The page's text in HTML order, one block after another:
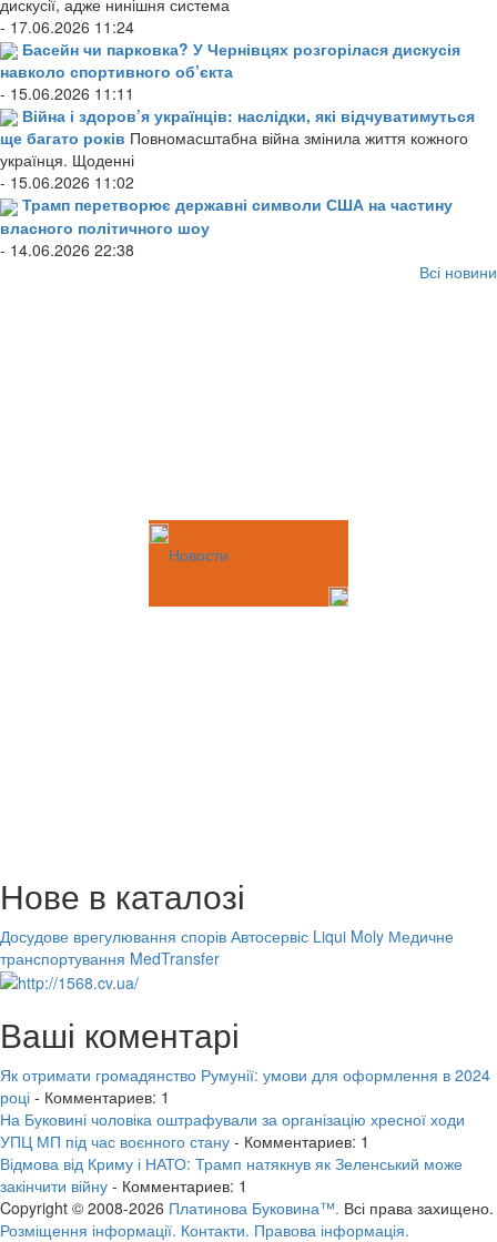
- 17.06.2026 11:24
Басейн чи парковка? У Чернівцях розгорілася дискусія
навколо спортивного об’єкта
- 15.06.2026 11:11
Війна і здоров’я українців: наслідки, які відчуватимуться
ще багато років Повномасштабна війна змінила життя кожного
українця. Щоденні
- 15.06.2026 11:02
Трамп перетворює державні символи США на частину
власного політичного шоу
- 14.06.2026 22:38
Всі новини
Новости
Нове в каталозі
Досудове врегулювання спорів Автосервіс Liqui Moly Медичне
транспортування MedTransfer
Ваші коментарі
Як отримати громадянство Румунії: умови для оформлення в 2024
році - Комментариев: 1
На Буковині чоловіка оштрафували за організацію хресної ходи
УПЦ МП під час воєнного стану - Комментариев: 1
Відмова від Криму і НАТО: Трамп натякнув як Зеленський може
закінчити війну - Комментариев: 1
Copyright © 2008-2026 Платинова Буковина™. Всі права захищено.
Розміщення інформації. Контакти. Правова інформація.